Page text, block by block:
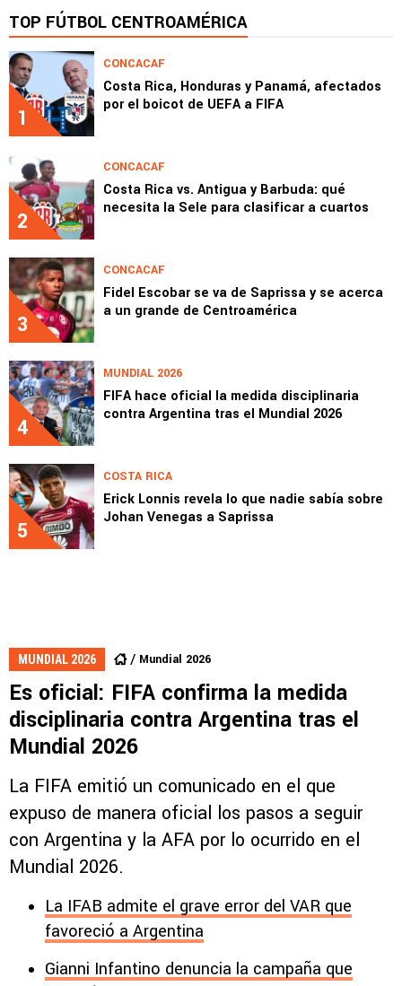
TOP FÚTBOL CENTROAMÉRICA
1
CONCACAF
Costa Rica, Honduras y Panamá, afectados
por el boicot de UEFA a FIFA
2
CONCACAF
Costa Rica vs. Antigua y Barbuda: qué
necesita la Sele para clasificar a cuartos
3
CONCACAF
Fidel Escobar se va de Saprissa y se acerca
a un grande de Centroamérica
4
MUNDIAL 2026
FIFA hace oficial la medida disciplinaria
contra Argentina tras el Mundial 2026
5
COSTA RICA
Erick Lonnis revela lo que nadie sabía sobre
Johan Venegas a Saprissa
MUNDIAL 2026 Mundial 2026
Es oficial: FIFA confirma la medida
disciplinaria contra Argentina tras el
Mundial 2026
La FIFA emitió un comunicado en el que
expuso de manera oficial los pasos a seguir
con Argentina y la AFA por lo ocurrido en el
Mundial 2026.
La IFAB admite el grave error del VAR que
favoreció a Argentina
Gianni Infantino denuncia la campaña que